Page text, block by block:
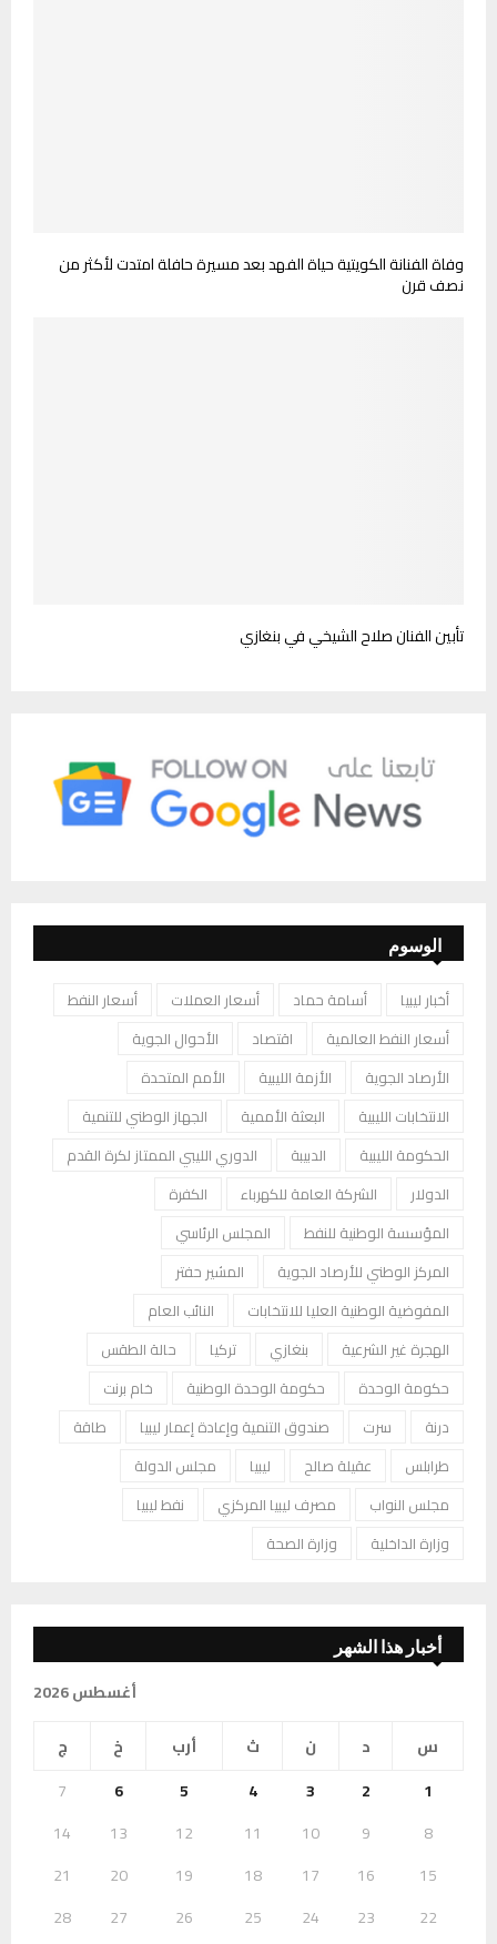
وفاة الفنانة الكويتية حياة الفهد بعد مسيرة حافلة امتدت لأكثر من
نصف قرن
تأبين الفنان صلاح الشيخي في بنغازي
الوسوم
أخبار ليبيا أسامة حماد أسعار العملات
أسعار النفط
أسعار النفط العالمية
اقتصاد
الأحوال الجوية
الأرصاد الجوية
الأزمة الليبية
الأمم المتحدة
الانتخابات الليبية
البعثة الأممية
الجهاز الوطني للتنمية
الحكومة الليبية
الدبيبة
الدوري الليبي الممتاز لكرة القدم
الدولار
الشركة العامة للكهرباء
الكفرة
المؤسسة الوطنية للنفط
المجلس الرئاسي
المركز الوطني للأرصاد الجوية
المشير حفتر
المفوضية الوطنية العليا للانتخابات
النائب العام
الهجرة غير الشرعية
بنغازي تركيا
حالة الطقس
حكومة الوحدة
حكومة الوحدة الوطنية
خام برنت
درنة
سرت صندوق التنمية وإعادة إعمار ليبيا
طاقة
طرابلس
عقيلة صالح ليبيا
مجلس الدولة
مجلس النواب
مصرف ليبيا المركزي
نفط ليبيا
وزارة الداخلية
وزارة الصحة
أخبار هذا الشهر
أغسطس 2026
س
د ن ث أرب خ
ج
1
2
3
4
5
6
7
8
9
10
11
12
13
14
15
16
17
18
19
20
21
22
23
24
25
26
27
28